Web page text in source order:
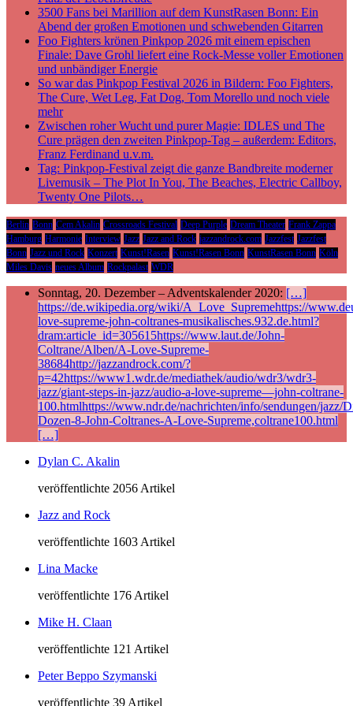
3500 Fans bei Marillion auf dem KunstRasen Bonn: Ein
Abend der großen Emotionen und schwebenden Gitarren
Foo Fighters krönen Pinkpop 2026 mit einem epischen
Finale: Dave Grohl liefert eine Rock-Messe voller Emotionen
und unbändiger Energie
So war das Pinkpop Festival 2026 in Bildern: Foo Fighters,
The Cure, Wet Leg, Fat Dog, Tom Morello und noch viele
mehr
Zwischen roher Wucht und purer Magie: IDLES und The
Cure prägen den zweiten Pinkpop-Tag – außerdem: Editors,
Franz Ferdinand u.v.m.
Tag: Pinkpop-Festival zeigt die ganze Bandbreite moderner
Livemusik – The Plot In You, The Beaches, Electric Callboy,
Twenty One Pilots…
Berlin Bonn Cem Akalin Crossroads Festival Deep Purple Dream Theater Frank Zappa
Hamburg Harmonie Interview Jazz Jazz and Rock jazzandrock.com Jazzfest Jazzfest
Bonn Jazz und Rock Konzert Kunst!Rasen Kunst!Rasen Bonn KunstRasen Bonn Köln
Miles Davis neues Album Rockpalast WDR
Sonntag, 20. Dezember – Adventskalender 2020: […]
https://de.wikipedia.org/wiki/A_Love_Supremehttps://
love-supreme-john-coltranes-musikalisches.932.de.html?
dram:article_id=305615https://www.laut.de/John-
Coltrane/Alben/A-Love-Supreme-
38684http://jazzandrock.com/?
p=42https://www1.wdr.de/mediathek/audio/wdr3/wdr3-
jazz/giant-steps-in-jazz/audio-a-love-supreme—john-coltrane-
100.htmlhttps://www.ndr.de/nachrichten/info/sendungen/jazz/
Dozen-8-John-Coltranes-A-Love-Supreme,coltrane100.html
[…]
Dylan C. Akalin
veröffentlichte 2056 Artikel
Jazz and Rock
veröffentlichte 1603 Artikel
Lina Macke
veröffentlichte 176 Artikel
Mike H. Claan
veröffentlichte 121 Artikel
Peter Beppo Szymanski
veröffentlichte 39 Artikel